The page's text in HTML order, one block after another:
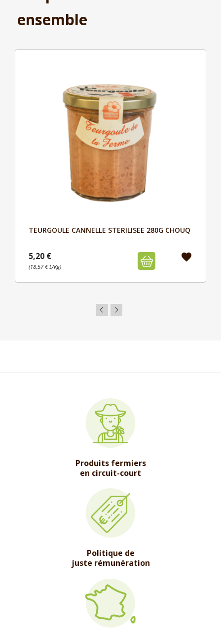
ensemble
Aperçu
TEURGOULE CANNELLE STERILISEE 280G CHOUQ
5,20 €
(18,57 € L/Kg)
favorite
Produits fermiers
en circuit-court
Politique de
juste rémunération